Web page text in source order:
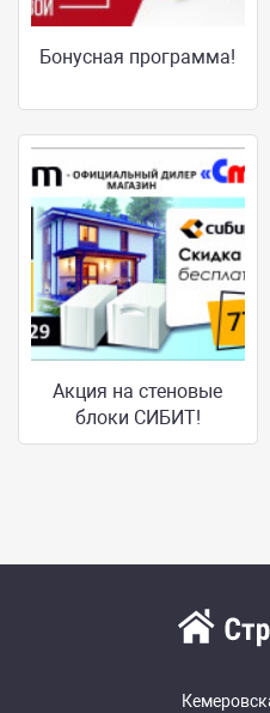
Бонусная программа!
Акция на стеновые
блоки СИБИТ!